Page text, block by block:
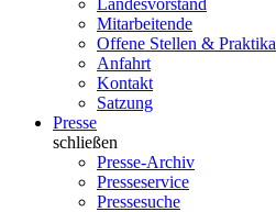
Landesvorstand
Mitarbeitende
Offene Stellen & Praktika
Anfahrt
Kontakt
Satzung
Presse
schließen
Presse-Archiv
Presseservice
Pressesuche